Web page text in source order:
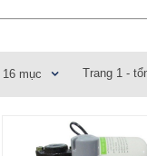
Trang 1 -
16 mục